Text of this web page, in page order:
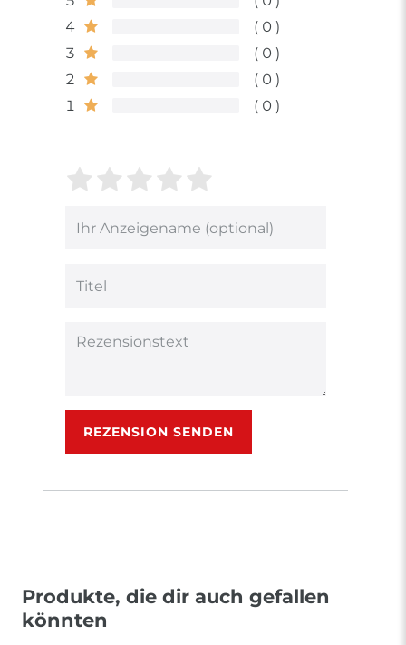
4
0
3
0
2
0
1
0
Bewertungssterne
von
4
von
3
2
von
1
von
Bewertungssternen
Anzeigename
Rezensionstext
REZENSION SENDEN
Produkte, die dir auch gefallen
könnten